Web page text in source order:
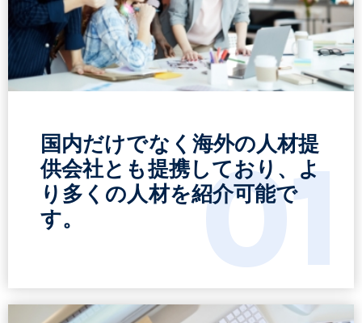
01
国内だけでなく海外の人材提
供会社とも提携しており、よ
り多くの人材を紹介可能で
す。